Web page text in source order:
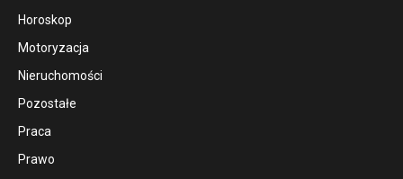
Horoskop
Motoryzacja
Nieruchomości
Pozostałe
Praca
Prawo